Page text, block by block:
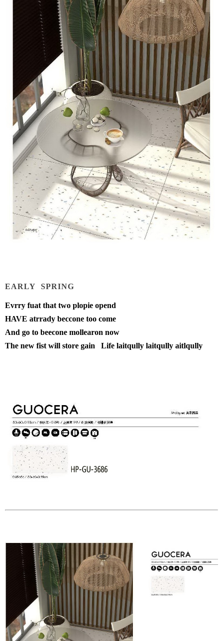
EARLY SPRING
Evrry fuat that two plopie opend
HAVE atrrady beccone too come
And go to beecone mollearon now
The new fist will store gain Life laitqully laitqully aitlqully